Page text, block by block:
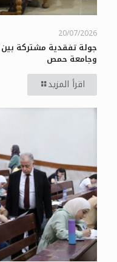
20/07/2026
جولة تفقدية مشتركة بين
وجامعة حمص
اقرأ المزيد